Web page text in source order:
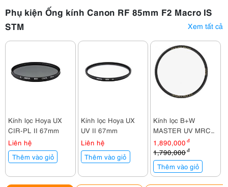
Phụ kiện Ống kính Canon RF 85mm F2 Macro IS
STM
Xem tất cả
Kính lọc Hoya UX
CIR-PL II 67mm
Liên hệ
Thêm vào giỏ
Kính lọc Hoya UX
UV II 67mm
Liên hệ
Thêm vào giỏ
Kính lọc B+W
MASTER UV MRC
Nano 67mm
1,890,000 đ
1,790,000đ
Thêm vào giỏ